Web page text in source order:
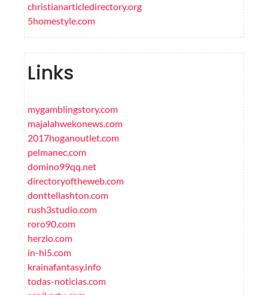
christianarticledirectory.org
5homestyle.com
Links
mygamblingstory.com
majalahwekonews.com
2017hoganoutlet.com
pelmanec.com
domino99qq.net
directoryoftheweb.com
donttellashton.com
rush3studio.com
roro90.com
herzio.com
in-hi5.com
krainafantasy.info
todas-noticias.com